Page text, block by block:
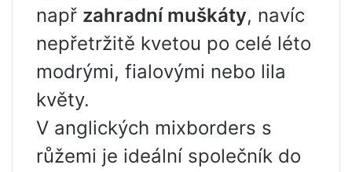
např zahradní muškáty, navíc
nepřetržitě kvetou po celé léto
modrými, fialovými nebo lila
květy.
V anglických mixborders s
růžemi je ideální společník do